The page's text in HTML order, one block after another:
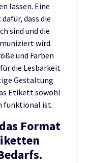
lassen. Eine
dass die
sind und die
wird.
und Farben
die Lesbarkeit
Gestaltung
Etikett sowohl
funktional ist.
Format